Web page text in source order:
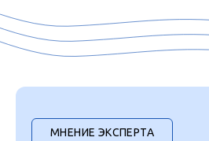
МНЕНИЕ ЭКСПЕРТА